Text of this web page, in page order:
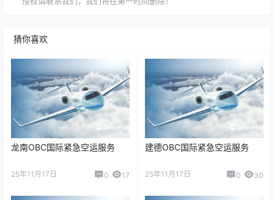
猜你喜欢
龙南OBC国际紧急空运服务
25年11月17日 0 17
建德OBC国际紧急空运服务
25年11月17日 0 30